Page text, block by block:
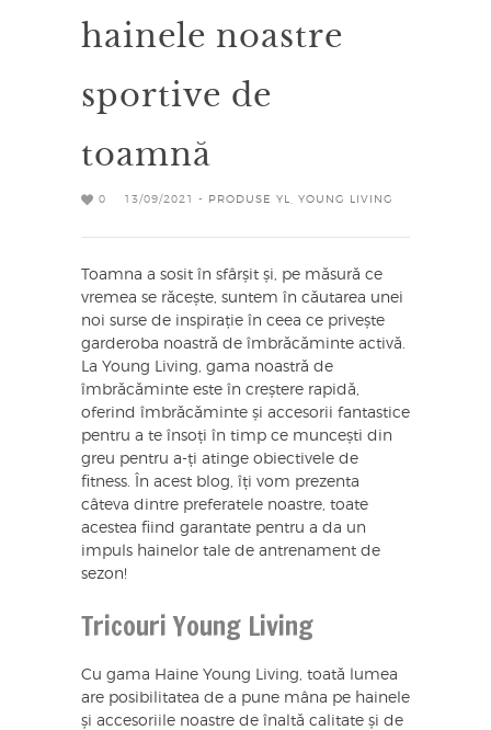
hainele noastre
sportive de
toamnă
0 13/09/2021 - PRODUSE YL YOUNG LIVING
Toamna a sosit în sfârșit și, pe măsură ce
vremea se răcește, suntem în căutarea unei
noi surse de inspirație în ceea ce privește
garderoba noastră de îmbrăcăminte activă.
La Young Living, gama noastră de
îmbrăcăminte este în creștere rapidă,
oferind îmbrăcăminte și accesorii fantastice
pentru a te însoți în timp ce muncești din
greu pentru a-ți atinge obiectivele de
fitness. În acest blog, îți vom prezenta
câteva dintre preferatele noastre, toate
acestea fiind garantate pentru a da un
impuls hainelor tale de antrenament de
sezon!
Tricouri Young Living
Cu gama Haine Young Living, toată lumea
are posibilitatea de a pune mâna pe hainele
și accesoriile noastre de înaltă calitate și de